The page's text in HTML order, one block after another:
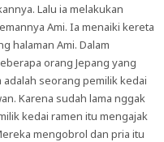
Lalu ia melakukan
Ami. Ia menaiki kereta
halaman Ami. Dalam
orang Jepang yang
seorang pemilik kedai
Karena sudah lama nggak
kedai ramen itu mengajak
mengobrol dan pria itu